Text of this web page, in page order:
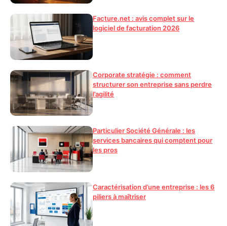
Facture.net : avis complet sur le
logiciel de facturation 2026
Corporate stratégie : comment
structurer son entreprise sans perdre
l’agilité
Particulier Société Générale : les
services bancaires qui comptent pour
les pros
Caractérisation d’une entreprise : les 6
piliers à maîtriser